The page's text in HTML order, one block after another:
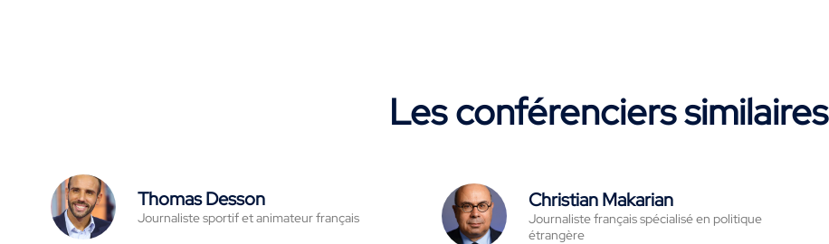
Les conférenciers similaires
Thomas Desson
Journaliste sportif et animateur français
Christian Makarian
Journaliste français spécialisé en politique
étrangère